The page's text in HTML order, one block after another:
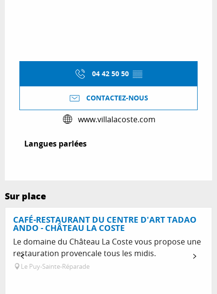
04 42 50 50 ▒▒
CONTACTEZ-NOUS
www.villalacoste.com
Langues parlées
Langues parlées
Sur place
CAFÉ-RESTAURANT DU CENTRE D'ART TADAO
ANDO - CHÂTEAU LA COSTE
Le domaine du Château La Coste vous propose une
restauration provencale tous les midis.
Le Puy-Sainte-Réparade